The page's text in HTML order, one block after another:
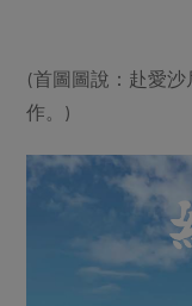
(首圖圖說：赴愛
作。)